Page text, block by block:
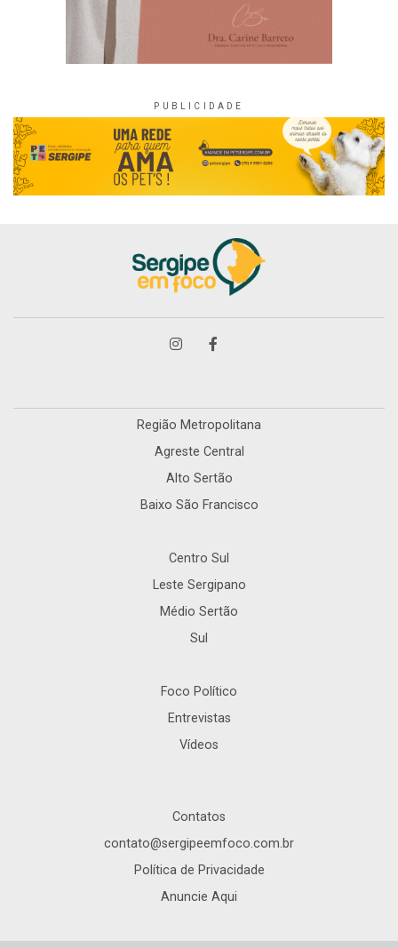
Região Metropolitana
Agreste Central
Alto Sertão
Baixo São Francisco
Centro Sul
Leste Sergipano
Médio Sertão
Sul
Foco Político
Entrevistas
Vídeos
Contatos
contato@sergipeemfoco.com.br
Política de Privacidade
Anuncie Aqui